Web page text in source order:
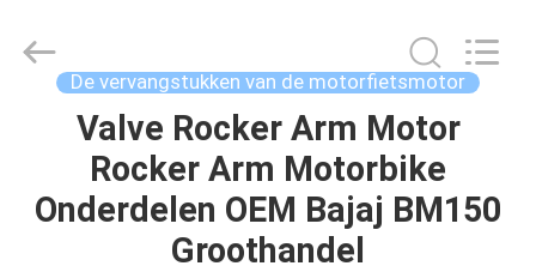
THUIS
PRODUCTEN
Spare
Parts
De vervangstukken van de motorfietsmotor
Valve Rocker Arm Motor
Rocker Arm Motorbike
Onderdelen OEM Bajaj BM150
Groothandel